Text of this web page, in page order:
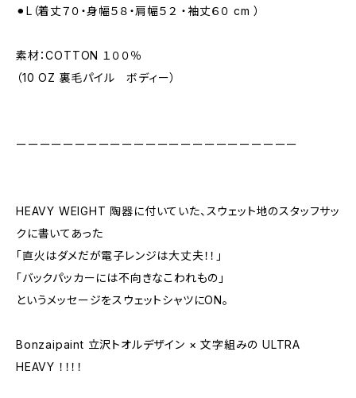
⚫︎L（着丈７０・身幅５８・肩幅５２ ・袖丈６０ cm ）
素材：COTTON １００％
（10 OZ 裏毛パイル ボディー）
ーーーーーーーーーーーーーーーーーーーーーーーー
HEAVY WEIGHT 陶器に付いていた、スウェット地のスタッフサッ
クに書いてあった
「直火はダメだが電子レンジは大丈夫！！」
「バックパッカーには不向きなこわれもの」
というメッセージをスウェットシャツにON。
Bonzaipaint 立沢トオルデザイン × 文字組みの ULTRA
HEAVY ！！！！